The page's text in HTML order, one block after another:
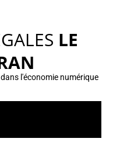
LE
l'économie numérique